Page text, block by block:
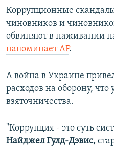
Коррупционные
чиновников и
обвиняют в наживании
напоминает АР.
А война в Украине
расходов на оборону,
взяточничества.
"Коррупция - это суть
Найджел Гулд-Дэвис,